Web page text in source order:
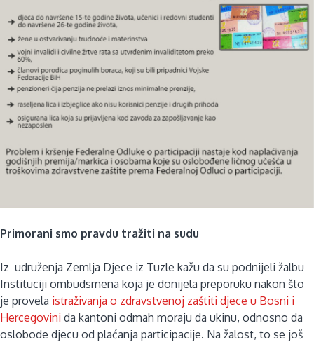
Primorani smo pravdu tražiti na sudu
Iz udruženja Zemlja Djece iz Tuzle kažu da su podnijeli žalbu
Instituciji ombudsmena koja je donijela preporuku nakon što
je provela istraživanja o zdravstvenoj zaštiti djece u Bosni i
Hercegovini da kantoni odmah moraju da ukinu, odnosno da
oslobode djecu od plaćanja participacije. Na žalost, to se još